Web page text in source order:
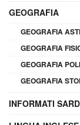
GEOGRAFIA
GEOGRAFIA
GEOGRAFIA
GEOGRAFIA
GEOGRAFIA
INFORMATI